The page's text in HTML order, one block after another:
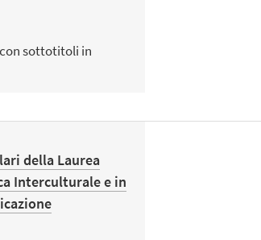
sottotitoli in
della Laurea
Interculturale e in